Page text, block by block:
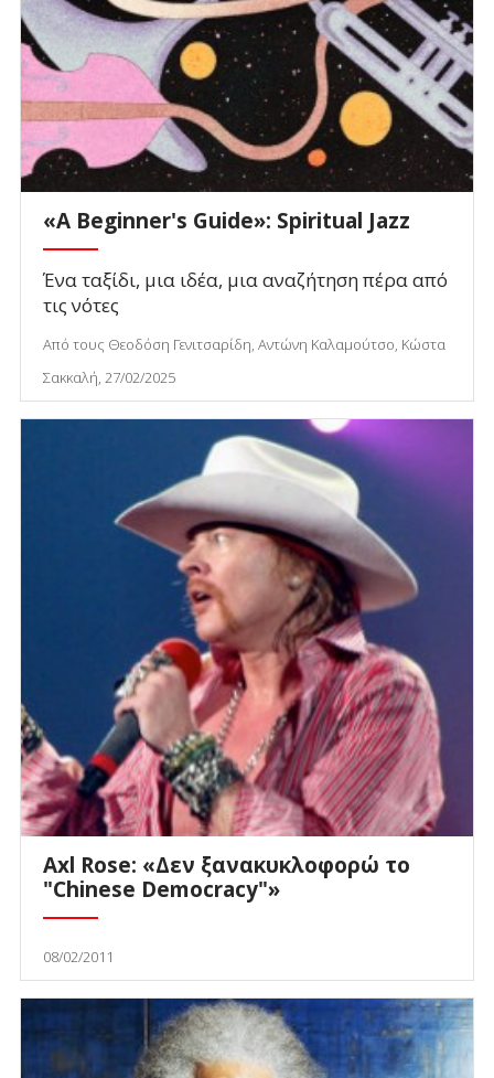
«A Beginner's Guide»: Spiritual Jazz
Ένα ταξίδι, μια ιδέα, μια αναζήτηση πέρα από
τις νότες
Από τους Θεοδόση Γενιτσαρίδη, Αντώνη Καλαμούτσο, Κώστα
Σακκαλή, 27/02/2025
Axl Rose: «Δεν ξανακυκλοφορώ το
"Chinese Democracy"»
08/02/2011